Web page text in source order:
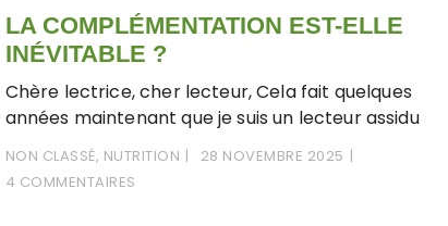
LA COMPLÉMENTATION EST-ELLE
INÉVITABLE ?
Chère lectrice, cher lecteur, Cela fait quelques
années maintenant que je suis un lecteur assidu
NON CLASSÉ, NUTRITION
28 NOVEMBRE 2025
4 COMMENTAIRES